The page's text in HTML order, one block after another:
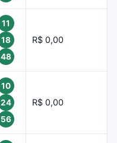
11
18
48
R$ 0,00
10
24
56
R$ 0,00